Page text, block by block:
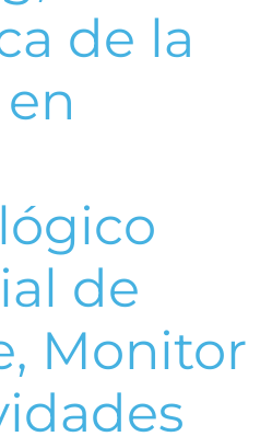
de la
de
Monitor